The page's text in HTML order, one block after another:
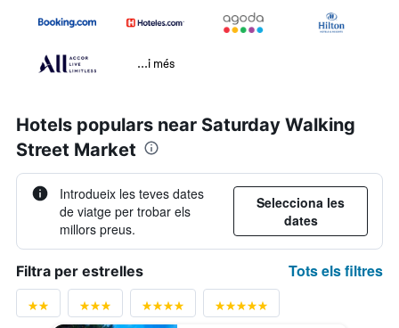
...i més
Hotels populars near Saturday Walking
Street Market
Introdueix les teves dates
de viatge per trobar els
millors preus.
Selecciona les
dates
Filtra per estrelles Tots els filtres